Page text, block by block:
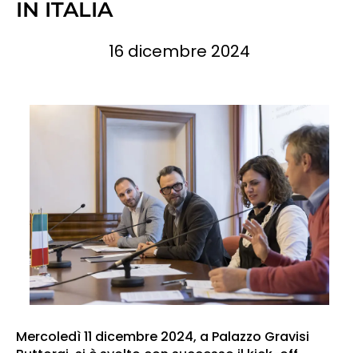
IN ITALIA
16 dicembre 2024
Mercoledì 11 dicembre 2024, a Palazzo Gravisi